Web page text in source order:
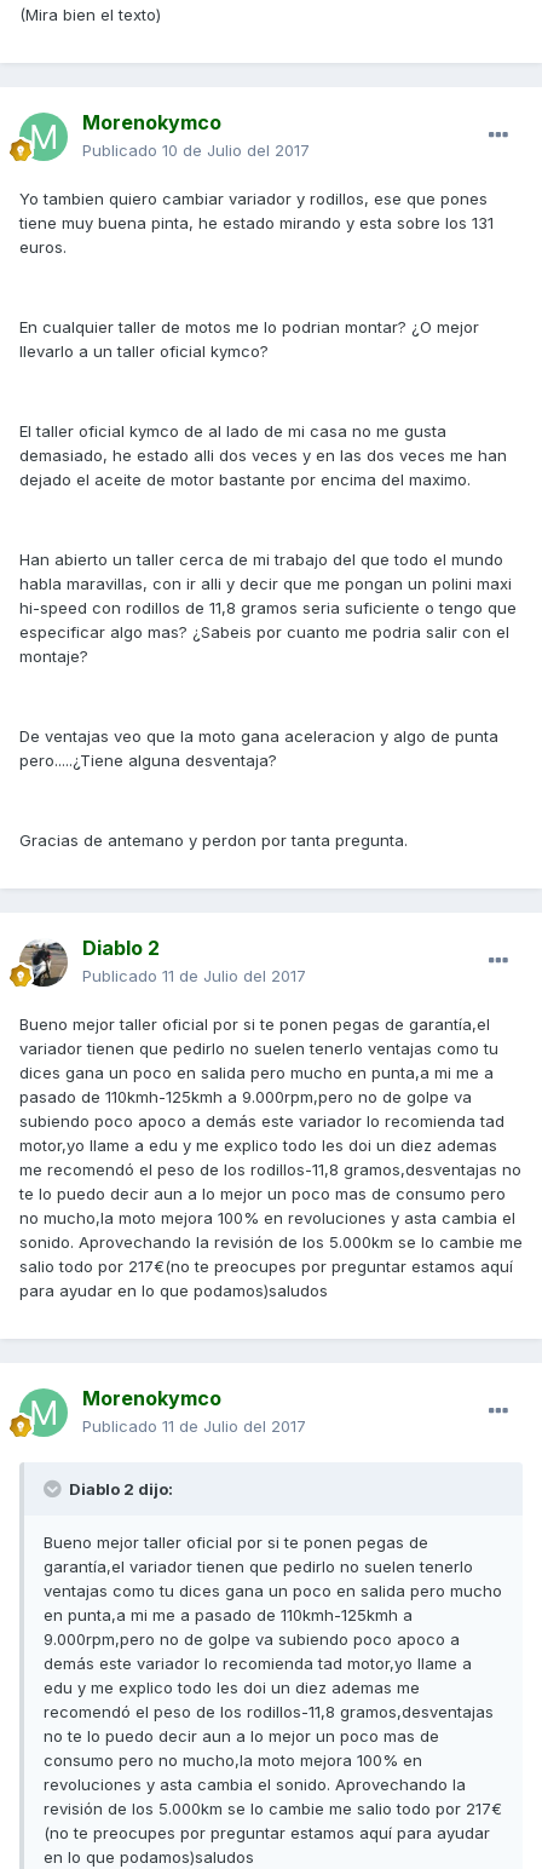
(Mira bien el texto)
Morenokymco
Publicado 10 de Julio del 2017
Yo tambien quiero cambiar variador y rodillos, ese que pones
tiene muy buena pinta, he estado mirando y esta sobre los 131
euros.
En cualquier taller de motos me lo podrian montar? ¿O mejor
llevarlo a un taller oficial kymco?
El taller oficial kymco de al lado de mi casa no me gusta
demasiado, he estado alli dos veces y en las dos veces me han
dejado el aceite de motor bastante por encima del maximo.
Han abierto un taller cerca de mi trabajo del que todo el mundo
habla maravillas, con ir alli y decir que me pongan un polini maxi
hi-speed con rodillos de 11,8 gramos seria suficiente o tengo que
especificar algo mas? ¿Sabeis por cuanto me podria salir con el
montaje?
De ventajas veo que la moto gana aceleracion y algo de punta
pero.....¿Tiene alguna desventaja?
Gracias de antemano y perdon por tanta pregunta.
Diablo 2
Publicado 11 de Julio del 2017
Bueno mejor taller oficial por si te ponen pegas de garantía,el
variador tienen que pedirlo no suelen tenerlo ventajas como tu
dices gana un poco en salida pero mucho en punta,a mi me a
pasado de 110kmh-125kmh a 9.000rpm,pero no de golpe va
subiendo poco apoco a demás este variador lo recomienda tad
motor,yo llame a edu y me explico todo les doi un diez ademas
me recomendó el peso de los rodillos-11,8 gramos,desventajas no
te lo puedo decir aun a lo mejor un poco mas de consumo pero
no mucho,la moto mejora 100% en revoluciones y asta cambia el
sonido. Aprovechando la revisión de los 5.000km se lo cambie me
salio todo por 217€(no te preocupes por preguntar estamos aquí
para ayudar en lo que podamos)saludos
Morenokymco
Publicado 11 de Julio del 2017
Diablo 2 dijo:
Bueno mejor taller oficial por si te ponen pegas de
garantía,el variador tienen que pedirlo no suelen tenerlo
ventajas como tu dices gana un poco en salida pero mucho
en punta,a mi me a pasado de 110kmh-125kmh a
9.000rpm,pero no de golpe va subiendo poco apoco a
demás este variador lo recomienda tad motor,yo llame a
edu y me explico todo les doi un diez ademas me
recomendó el peso de los rodillos-11,8 gramos,desventajas
no te lo puedo decir aun a lo mejor un poco mas de
consumo pero no mucho,la moto mejora 100% en
revoluciones y asta cambia el sonido. Aprovechando la
revisión de los 5.000km se lo cambie me salio todo por 217€
(no te preocupes por preguntar estamos aquí para ayudar
en lo que podamos)saludos